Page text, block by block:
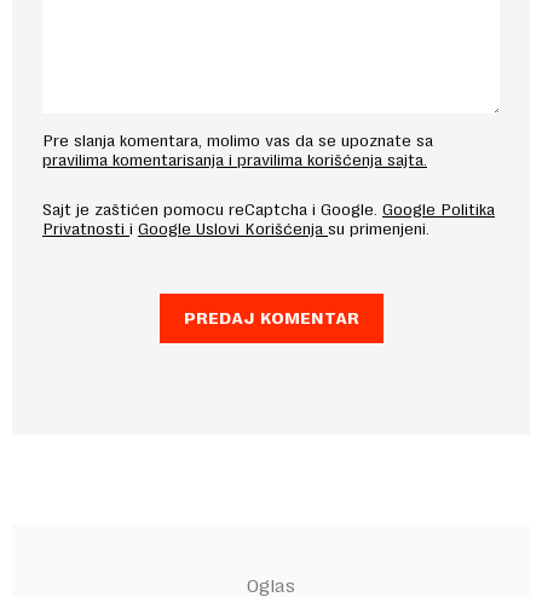
Pre slanja komentara, molimo vas da se upoznate sa
pravilima komentarisanja i pravilima korišćenja sajta.
Sajt je zaštićen pomocu reCaptcha i Google. Google Politika
Privatnosti i Google Uslovi Korišćenja su primenjeni.